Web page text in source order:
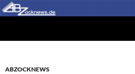
Zum
Inhalt
ABZOCKNEWS